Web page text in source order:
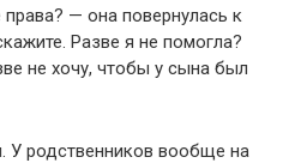
— она повернулась к
Разве я не помогла?
не хочу, чтобы у сына был
У родственников вообще на